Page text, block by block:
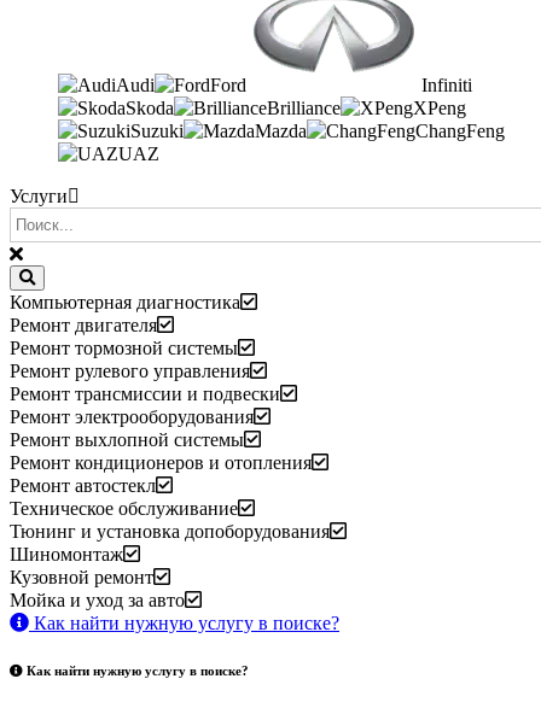
Audi Ford
Infiniti
Skoda
Brilliance
XPeng
Suzuki
Mazda
ChangFeng
UAZ
Услуги
Компьютерная диагностика
Ремонт двигателя
Ремонт тормозной системы
Ремонт рулевого управления
Ремонт трансмиссии и подвески
Ремонт электрооборудования
Ремонт выхлопной системы
Ремонт кондиционеров и отопления
Ремонт автостекл
Техническое обслуживание
Тюнинг и установка допоборудования
Шиномонтаж
Кузовной ремонт
Мойка и уход за авто
Как найти нужную услугу в поиске?
Как найти нужную услугу в поиске?